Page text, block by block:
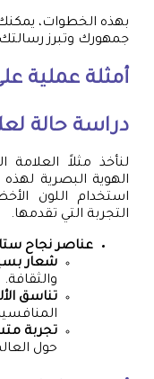
بهذه الخطوات،
جمهورك وتبرز
أمثلة عملية
دراسة حالة
لنأخذ مثلاً العلامة
الهوية البصرية
استخدام اللون
التجربة التي تقدمها.
عناصر نجاح
شعار
والثقافة.
تناسق
تجربة
حول